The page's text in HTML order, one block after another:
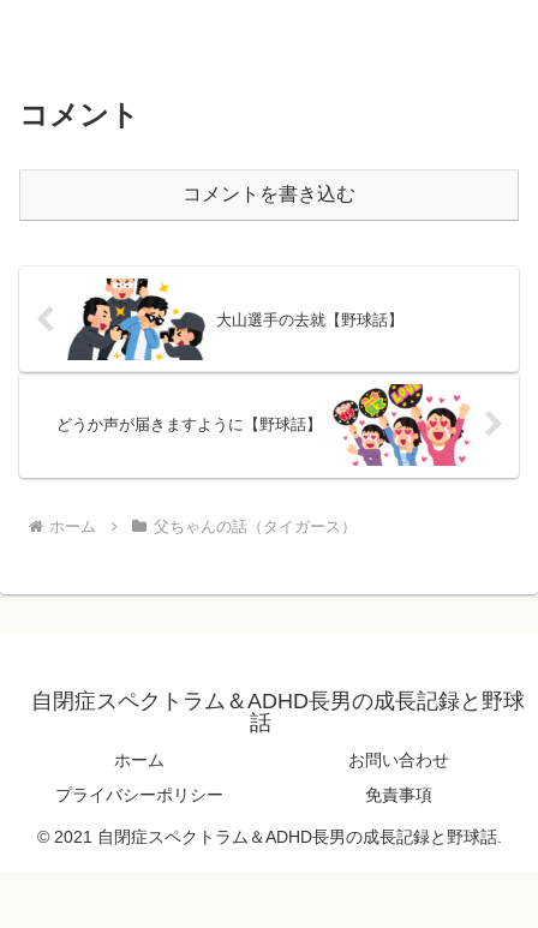
コメント
コメントを書き込む
大山選手の去就【野球話】
どうか声が届きますように【野球話】
ホーム 父ちゃんの話（タイガース）
自閉症スペクトラム＆ADHD長男の成長記録と野球
話
ホーム
お問い合わせ
プライバシーポリシー
免責事項
© 2021 自閉症スペクトラム＆ADHD長男の成長記録と野球話.